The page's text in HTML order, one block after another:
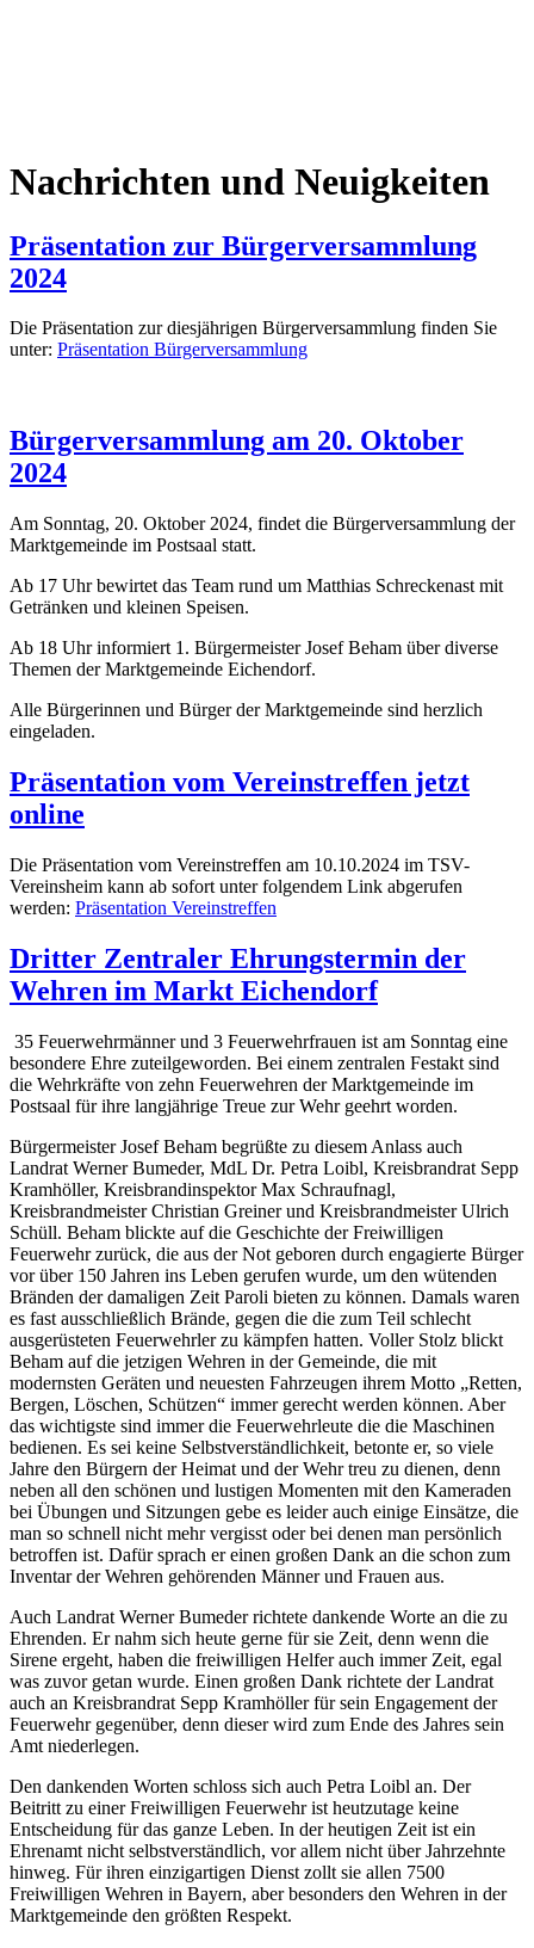
Nachrichten und Neuigkeiten
Präsentation zur Bürgerversammlung
2024
Die Präsentation zur diesjährigen Bürgerversammlung finden Sie
unter: Präsentation Bürgerversammlung
Bürgerversammlung am 20. Oktober
2024
Am Sonntag, 20. Oktober 2024, findet die Bürgerversammlung der
Marktgemeinde im Postsaal statt.
Ab 17 Uhr bewirtet das Team rund um Matthias Schreckenast mit
Getränken und kleinen Speisen.
Ab 18 Uhr informiert 1. Bürgermeister Josef Beham über diverse
Themen der Marktgemeinde Eichendorf.
Alle Bürgerinnen und Bürger der Marktgemeinde sind herzlich
eingeladen.
Präsentation vom Vereinstreffen jetzt
online
Die Präsentation vom Vereinstreffen am 10.10.2024 im TSV-
Vereinsheim kann ab sofort unter folgendem Link abgerufen
werden: Präsentation Vereinstreffen
Dritter Zentraler Ehrungstermin der
Wehren im Markt Eichendorf
35 Feuerwehrmänner und 3 Feuerwehrfrauen ist am Sonntag eine
besondere Ehre zuteilgeworden. Bei einem zentralen Festakt sind
die Wehrkräfte von zehn Feuerwehren der Marktgemeinde im
Postsaal für ihre langjährige Treue zur Wehr geehrt worden.
Bürgermeister Josef Beham begrüßte zu diesem Anlass auch
Landrat Werner Bumeder, MdL Dr. Petra Loibl, Kreisbrandrat Sepp
Kramhöller, Kreisbrandinspektor Max Schraufnagl,
Kreisbrandmeister Christian Greiner und Kreisbrandmeister Ulrich
Schüll. Beham blickte auf die Geschichte der Freiwilligen
Feuerwehr zurück, die aus der Not geboren durch engagierte Bürger
vor über 150 Jahren ins Leben gerufen wurde, um den wütenden
Bränden der damaligen Zeit Paroli bieten zu können. Damals waren
es fast ausschließlich Brände, gegen die die zum Teil schlecht
ausgerüsteten Feuerwehrler zu kämpfen hatten. Voller Stolz blickt
Beham auf die jetzigen Wehren in der Gemeinde, die mit
modernsten Geräten und neuesten Fahrzeugen ihrem Motto „Retten,
Bergen, Löschen, Schützen“ immer gerecht werden können. Aber
das wichtigste sind immer die Feuerwehrleute die die Maschinen
bedienen. Es sei keine Selbstverständlichkeit, betonte er, so viele
Jahre den Bürgern der Heimat und der Wehr treu zu dienen, denn
neben all den schönen und lustigen Momenten mit den Kameraden
bei Übungen und Sitzungen gebe es leider auch einige Einsätze, die
man so schnell nicht mehr vergisst oder bei denen man persönlich
betroffen ist. Dafür sprach er einen großen Dank an die schon zum
Inventar der Wehren gehörenden Männer und Frauen aus.
Auch Landrat Werner Bumeder richtete dankende Worte an die zu
Ehrenden. Er nahm sich heute gerne für sie Zeit, denn wenn die
Sirene ergeht, haben die freiwilligen Helfer auch immer Zeit, egal
was zuvor getan wurde. Einen großen Dank richtete der Landrat
auch an Kreisbrandrat Sepp Kramhöller für sein Engagement der
Feuerwehr gegenüber, denn dieser wird zum Ende des Jahres sein
Amt niederlegen.
Den dankenden Worten schloss sich auch Petra Loibl an. Der
Beitritt zu einer Freiwilligen Feuerwehr ist heutzutage keine
Entscheidung für das ganze Leben. In der heutigen Zeit ist ein
Ehrenamt nicht selbstverständlich, vor allem nicht über Jahrzehnte
hinweg. Für ihren einzigartigen Dienst zollt sie allen 7500
Freiwilligen Wehren in Bayern, aber besonders den Wehren in der
Marktgemeinde den größten Respekt.